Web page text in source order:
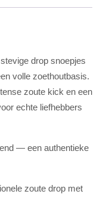
drop snoepjes
volle zoethoutbasis.
zoute kick en een
echte liefhebbers
— een authentieke
zoute drop met